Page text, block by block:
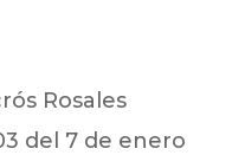
Rosales
del 7 de enero